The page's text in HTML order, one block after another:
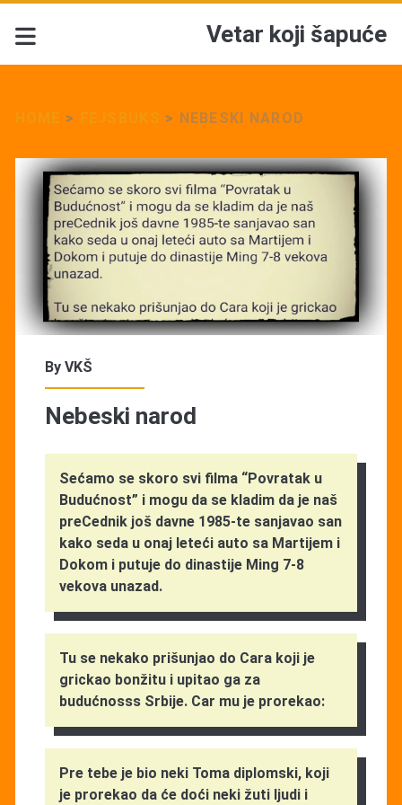
Vetar koji šapuće
> > NEBESKI NAROD
By VKŠ
Nebeski narod
Sećamo se skoro svi filma “Povratak u
Budućnost” i mogu da se kladim da je naš
preCednik još davne 1985-te sanjavao san
kako seda u onaj leteći auto sa Martijem i
Dokom i putuje do dinastije Ming 7-8
vekova unazad.
Tu se nekako prišunjao do Cara koji je
grickao bonžitu i upitao ga za
budućnosss Srbije. Car mu je prorekao:
Pre tebe je bio neki Toma diplomski, koji
je prorekao da će doći neki žuti ljudi i